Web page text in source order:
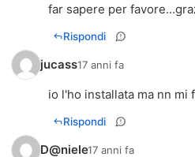
far sapere per
Rispondi
jucass17 anni fa
io l'ho installata ma nn mi
Rispondi
D@niele17 anni fa